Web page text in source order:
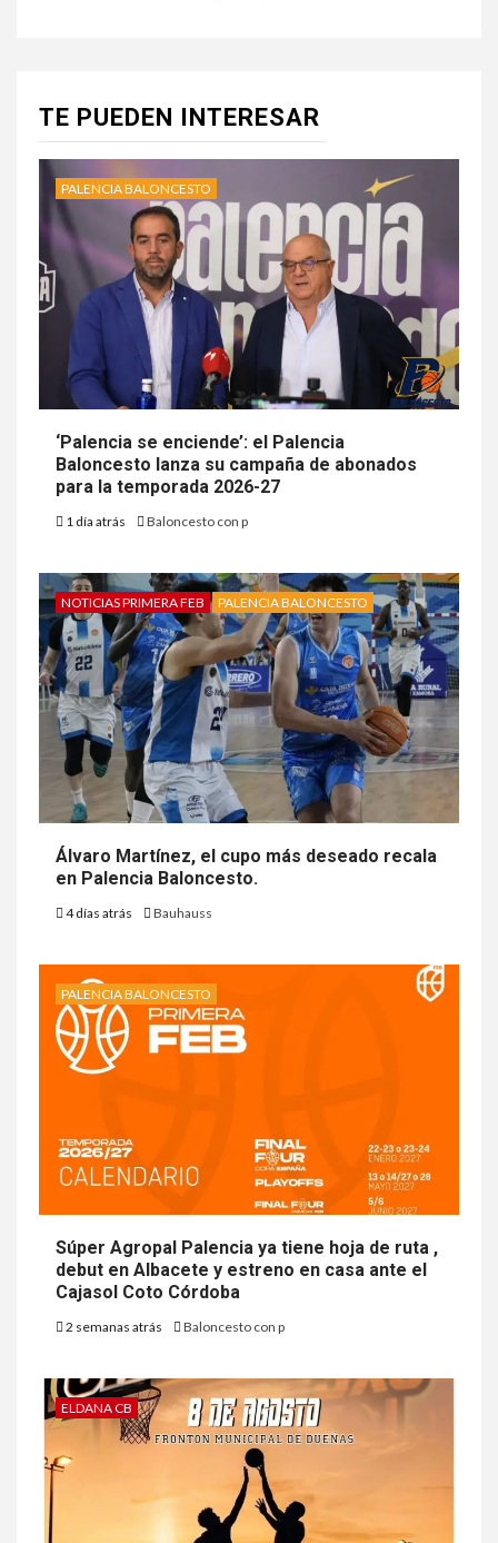
TE PUEDEN INTERESAR
PALENCIA BALONCESTO
‘Palencia se enciende’: el Palencia
Baloncesto lanza su campaña de abonados
para la temporada 2026-27
1 día atrás Baloncesto con p
NOTICIAS PRIMERA FEB PALENCIA BALONCESTO
Álvaro Martínez, el cupo más deseado recala
en Palencia Baloncesto.
4 días atrás Bauhauss
PALENCIA BALONCESTO
Súper Agropal Palencia ya tiene hoja de ruta ,
debut en Albacete y estreno en casa ante el
Cajasol Coto Córdoba
2 semanas atrás Baloncesto con p
ELDANA CB